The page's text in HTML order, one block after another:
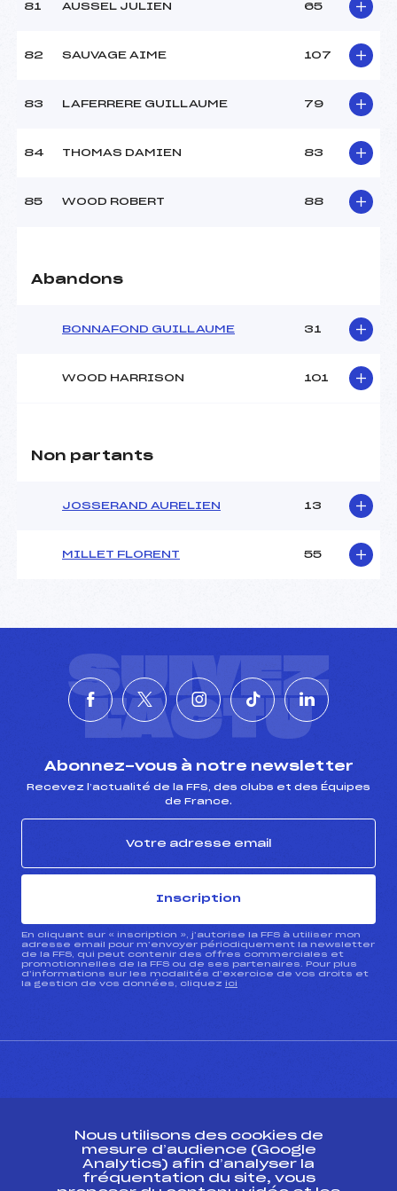
81 AUSSEL JULIEN 65
82 SAUVAGE AIME 107
83 LAFERRERE GUILLAUME 79
84 THOMAS DAMIEN 83
85 WOOD ROBERT 88
Abandons
BONNAFOND GUILLAUME 31
WOOD HARRISON 101
Non partants
JOSSERAND AURELIEN 13
MILLET FLORENT 55
SUIVEZ
L'ACTU
Abonnez-vous à notre newsletter
Recevez l’actualité de la FFS, des clubs et des Équipes
de France.
Inscription
En cliquant sur « inscription », j’autorise la FFS à utiliser mon
adresse email pour m’envoyer périodiquement la newsletter
de la FFS, qui peut contenir des offres commerciales et
promotionnelles de la FFS ou de ses partenaires. Pour plus
d’informations sur les modalités d’exercice de vos droits et
la gestion de vos données, cliquez ici
Ressources
Nous utilisons des cookies de
mesure d’audience (Google
Analytics) afin d’analyser la
fréquentation du site, vous